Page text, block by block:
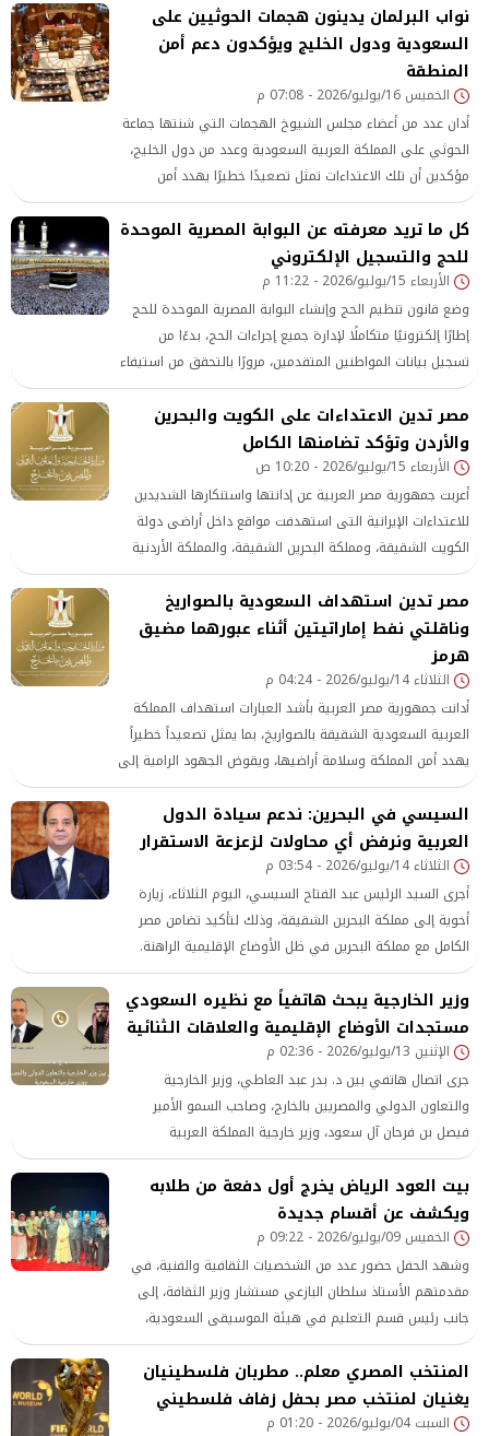
خفض التصعيد في المنطقة.
نواب البرلمان يدينون هجمات الحوثيين على
السعودية ودول الخليج ويؤكدون دعم أمن
المنطقة
الخميس 16/يوليو/2026 - 07:08 م
أدان عدد من أعضاء مجلس الشيوخ الهجمات التي شنتها جماعة
الحوثي على المملكة العربية السعودية وعدد من دول الخليج،
مؤكدين أن تلك الاعتداءات تمثل تصعيدًا خطيرًا يهدد أمن
واستقرار المنطقة، وانتهاكًا للقانون الدولي
كل ما تريد معرفته عن البوابة المصرية الموحدة
للحج والتسجيل الإلكتروني
الأربعاء 15/يوليو/2026 - 11:22 م
وضع قانون تنظيم الحج وإنشاء البوابة المصرية الموحدة للحج
إطارًا إلكترونيًا متكاملًا لإدارة جميع إجراءات الحج، بدءًا من
تسجيل بيانات المواطنين المتقدمين، مرورًا بالتحقق من استيفاء
الضوابط الصحية والإدارية،
مصر تدين الاعتداءات على الكويت والبحرين
والأردن وتؤكد تضامنها الكامل
الأربعاء 15/يوليو/2026 - 10:20 ص
أعربت جمهورية مصر العربية عن إدانتها واستنكارها الشديدين
للاعتداءات الإيرانية التى استهدفت مواقع داخل أراضى دولة
الكويت الشقيقة، ومملكة البحرين الشقيقة، والمملكة الأردنية
الهاشمية الشقيقة، باعتبارها انتهاكًا لسيادة الدول الثلاث
وسلامة أراضيها، وتصعيدًا خطيرًا من شأنه تعميق حالة التوتر
في المنطقة وتهديد أمنها واستقرارها
مصر تدين استهداف السعودية بالصواريخ
وناقلتي نفط إماراتيتين أثناء عبورهما مضيق
هرمز
الثلاثاء 14/يوليو/2026 - 04:24 م
أدانت جمهورية مصر العربية بأشد العبارات استهداف المملكة
العربية السعودية الشقيقة بالصواريخ، بما يمثل تصعيداً خطيراً
يهدد أمن المملكة وسلامة أراضيها، ويقوض الجهود الرامية إلى
خفض التوتر والحفاظ على الأمن والاستقرار الإقليمي
السيسي في البحرين: ندعم سيادة الدول
العربية ونرفض أي محاولات لزعزعة الاستقرار
الثلاثاء 14/يوليو/2026 - 03:54 م
أجرى السيد الرئيس عبد الفتاح السيسي، اليوم الثلاثاء، زيارة
أخوية إلى مملكة البحرين الشقيقة، وذلك لتأكيد تضامن مصر
الكامل مع مملكة البحرين في ظل الأوضاع الإقليمية الراهنة.
وزير الخارجية يبحث هاتفياً مع نظيره السعودي
مستجدات الأوضاع الإقليمية والعلاقات الثنائية
الإثنين 13/يوليو/2026 - 02:36 م
جرى اتصال هاتفي بين د. بدر عبد العاطي، وزير الخارجية
والتعاون الدولي والمصريين بالخارج، وصاحب السمو الأمير
فيصل بن فرحان آل سعود، وزير خارجية المملكة العربية
السعودية الشقيقة، في إطار التشاور والتنسيق المستمر بين
البلدين الشقيقين بشأن العلاقات الثنائية وتطورات الأوضاع
الإقليمية.
بيت العود الرياض يخرج أول دفعة من طلابه
ويكشف عن أقسام جديدة
الخميس 09/يوليو/2026 - 09:22 م
وشهد الحفل حضور عدد من الشخصيات الثقافية والفنية، في
مقدمتهم الأستاذ سلطان البازعي مستشار وزير الثقافة، إلى
جانب رئيس قسم التعليم في هيئة الموسيقى السعودية،
وعدد من المسؤولين والمهتمين بالشأن الثقافي والموسيقي
المنتخب المصري معلم.. مطربان فلسطينيان
يغنيان لمنتخب مصر بحفل زفاف فلسطيني
السبت 04/يوليو/2026 - 01:20 م